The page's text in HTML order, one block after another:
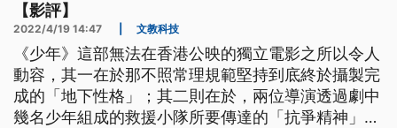
【影評】
2022/4/19 14:47 文教科技
《少年》這部無法在香港公映的獨立電影之所以令人
動容，其一在於那不照常理規範堅持到底終於攝製完
成的「地下性格」；其二則在於，兩位導演透過劇中
幾名少年組成的救援小隊所要傳達的「抗爭精神」。